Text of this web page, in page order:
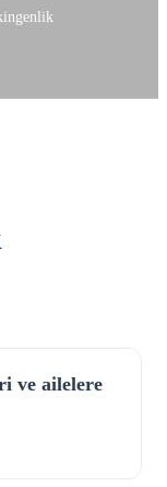
ve ailelere